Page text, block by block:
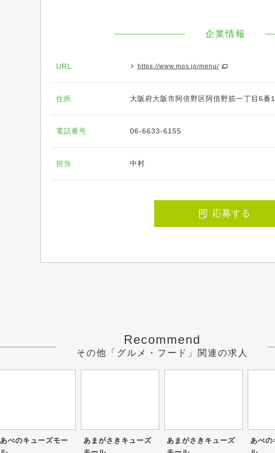
企業情報
URL https://www.mos.jp/menu/
住所 大阪府大阪市阿倍野区阿倍野筋一丁目6番
電話番号 06-6633-6155
担当 中村
応募する
Recommend
その他「グルメ・フード」関連の求人
あべのキューズモー
あまがさきキューズ
あまがさきキューズ
あべの